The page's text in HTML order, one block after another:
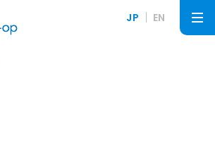
JP EN